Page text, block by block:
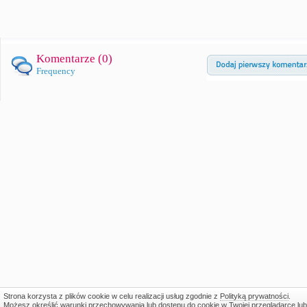
Komentarze (0)
Frequency
Strona korzysta z plików cookie w celu realizacji usług zgodnie z Polityką prywatności.
Możesz określić warunki przechowywania lub dostępu do cookie w Twojej przeglądarce lub